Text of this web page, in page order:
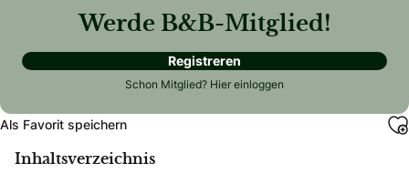
Werde B&B-Mitglied!
Registreren
Schon Mitglied? Hier einloggen
Als Favorit speichern
Inhaltsverzeichnis